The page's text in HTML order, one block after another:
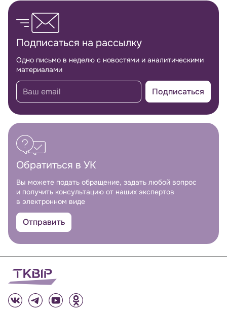
Обратная связь
Подписаться на рассылку
Одно письмо в неделю с новостями и аналитическими
материалами
Подписаться
Обратиться в УК
Вы можете подать обращение, задать любой вопрос
и получить консультацию от наших экспертов
в электронном виде
Отправить